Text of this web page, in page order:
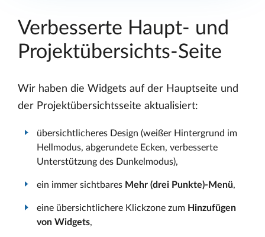
Verbesserte Haupt- und
Projektübersichts-Seite
Wir haben die Widgets auf der Hauptseite und
der Projektübersichtsseite aktualisiert:
übersichtlicheres Design (weißer Hintergrund im
Hellmodus, abgerundete Ecken, verbesserte
Unterstützung des Dunkelmodus),
ein immer sichtbares Mehr (drei Punkte)-Menü,
eine übersichtlichere Klickzone zum Hinzufügen
von Widgets,